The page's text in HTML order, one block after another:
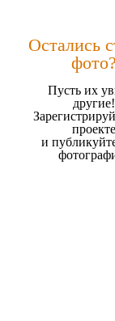
Остались
Пусть их
другие!
проекте
и